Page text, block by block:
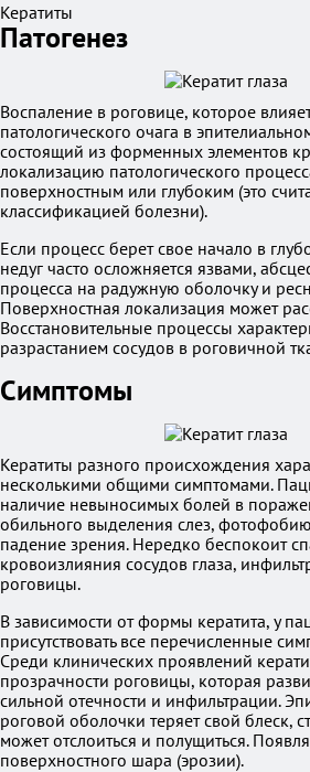
Кератиты
Патогенез
Воспаление в роговице, которое
патологического очага в
состоящий из форменных элементов
локализацию патологического
поверхностным или глубоким (это
классификацией болезни).
Если процесс берет свое начало в
недуг часто осложняется язвами,
процесса на радужную оболочку и
Поверхностная локализация может
Восстановительные процессы
разрастанием сосудов в роговичной
Симптомы
Кератиты разного происхождения
несколькими общими симптомами.
наличие невыносимых болей в
обильного выделения слез, фотофобию
падение зрения. Нередко беспокоит
кровоизлияния сосудов глаза,
роговицы.
В зависимости от формы кератита, у
присутствовать все перечисленные
Среди клинических проявлений
прозрачности роговицы, которая
сильной отечности и инфильтрации.
роговой оболочки теряет свой блеск,
может отслоиться и полущиться.
поверхностного шара (эрозии).